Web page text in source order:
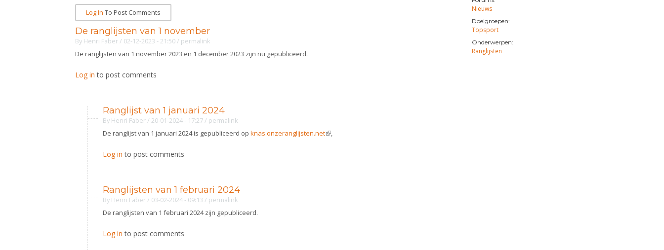
Log In To Post Comments
De ranglijsten van 1 november
By Henri Faber/ 02-12-2023 - 21:50/ permalink
De ranglijsten van 1 november 2023 en 1 december 2023 zijn nu gepubliceerd.
Log in to post comments
Ranglijst van 1 januari 2024
By Henri Faber/ 20-01-2024 - 17:27/ permalink
De ranglijst van 1 januari 2024 is gepubliceerd op knas.onzeranglijsten.net(link is external)
,
Log in to post comments
Ranglijsten van 1 februari 2024
By Henri Faber/ 03-02-2024 - 09:13 / permalink
De ranglijsten van 1 februari 2024 zijn gepubliceerd.
Log in to post comments
Nieuws
Doelgroepen:
Topsport
Onderwerpen:
Ranglijsten